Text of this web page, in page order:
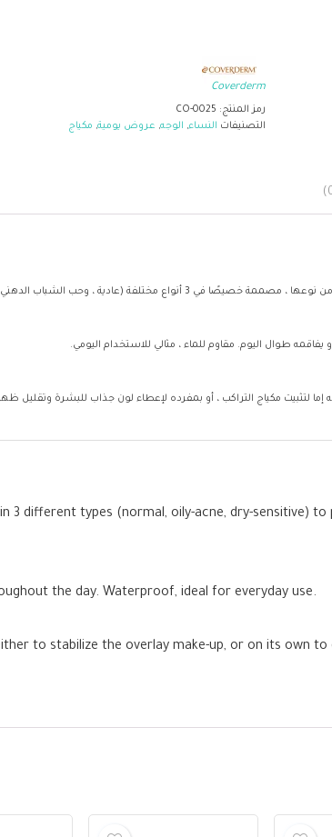
Coverderm
رمز المنتج: CO-0025
التصنيفات النساء, الوجه, عروض يومية, مكياج
طوال اليوم. مقاوم للماء ، مثالي للاستخدام اليومي.
3 different types (normal, oily-acne, dry-sensitive)
the day. Waterproof, ideal for everyday use.
to stabilize the overlay make-up, or on its own